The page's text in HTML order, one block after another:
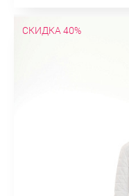
СКИДКА 40%